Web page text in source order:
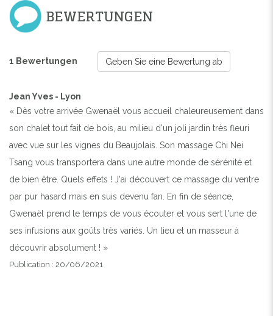
BEWERTUNGEN
1 Bewertungen Geben Sie eine Bewertung ab
Jean Yves - Lyon
« Dès votre arrivée Gwenaël vous accueil chaleureusement dans
son chalet tout fait de bois, au milieu d'un joli jardin très fleuri
avec vue sur les vignes du Beaujolais. Son massage Chi Nei
Tsang vous transportera dans une autre monde de sérénité et
de bien être. Quels effets ! J'ai découvert ce massage du ventre
par pur hasard mais en suis devenu fan. En fin de séance,
Gwenaël prend le temps de vous écouter et vous sert l'une de
ses infusions aux goûts très variés. Un lieu et un masseur à
découvrir absolument ! »
Publication : 20/06/2021